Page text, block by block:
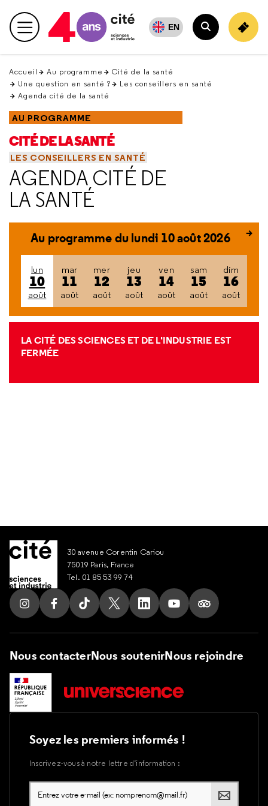
en
haut Menu principal EN
Rechercher
Accueil Au programme
Cité de la santé
Une question en santé ?
Les conseillers en santé
Agenda cité de la santé
AU PROGRAMME
CITÉ DE LA SANTÉ
LES CONSEILLERS EN SANTÉ
AGENDA CITÉ DE
LA SANTÉ
Au programme du lundi 10 août 2026
lun
10
août
mar
11
août
mer
12
août
jeu
13
août
ven
14
août
sam
15
août
dim
16
août
LA CITÉ DES SCIENCES ET DE L'INDUSTRIE EST
FERMÉE
30 avenue Corentin Cariou
75019 Paris, France
Tel. 01 85 53 99 74
Suivez nous sur Instagram
Suivez nous sur Facebook
Suivez nous sur Tik Tok
Suivez nous sur X
Suivez nous sur LinkedIn
Suivez nous sur
Suivez nous
Nous contacterNous soutenirNous rejoindre
Soyez les premiers informés !
Inscrivez-vous à notre lettre d’information :